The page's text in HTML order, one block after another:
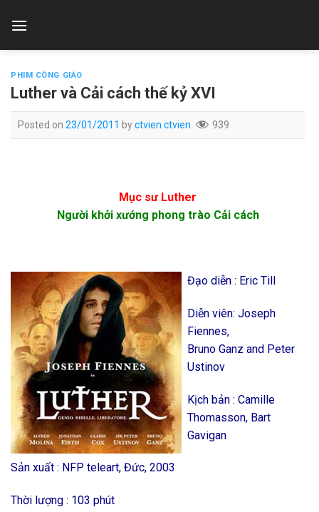
PHIM CÔNG GIÁO
Luther và Cải cách thế kỷ XVI
Posted on 23/01/2011 byctvien ctvien 939
Mục sư Luther
Người khởi xướng phong trào Cải cách
Đạo diễn : Eric Till
Diễn viên: Joseph
Fiennes,
Bruno Ganz and Peter
Ustinov
Kịch bản : Camille
Thomasson, Bart
Gavigan
Sản xuất : NFP teleart, Đức, 2003
Thời lượng : 103 phút